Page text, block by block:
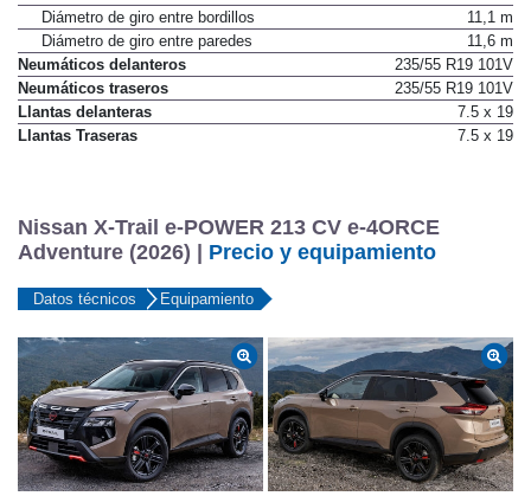
Dirección a las cuatro ruedas
No
Diámetro de giro entre bordillos
11,1 m
Diámetro de giro entre paredes
11,6 m
Neumáticos delanteros
235/55 R19 101V
Neumáticos traseros
235/55 R19 101V
Llantas delanteras
7.5 x 19
Nissan X-Trail e-POWER 213 CV e-4ORCE
Adventure (2026) |
Precio y equipamiento